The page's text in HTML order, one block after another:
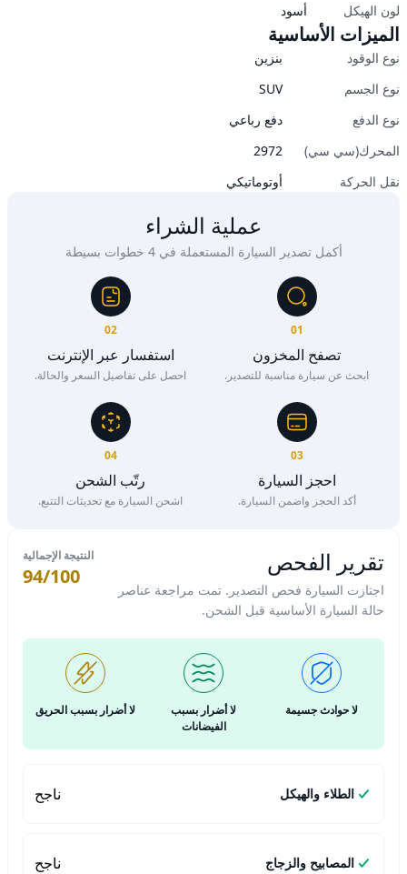
لون الهيكل
أسود
الميزات الأساسية
نوع الوقود
بنزين
نوع الجسم
SUV
نوع الدفع
دفع رباعي
المحرك(سي سي)
2972
نقل الحركة
أوتوماتيكي
عملية الشراء
أكمل تصدير السيارة المستعملة في 4 خطوات بسيطة
01
تصفح المخزون
ابحث عن سيارة مناسبة للتصدير.
02
استفسار عبر الإنترنت
احصل على تفاصيل السعر والحالة.
03
احجز السيارة
أكد الحجز واضمن السيارة.
04
رتّب الشحن
اشحن السيارة مع تحديثات التتبع.
تقرير الفحص
اجتازت السيارة فحص التصدير. تمت مراجعة عناصر
حالة السيارة الأساسية قبل الشحن.
النتيجة الإجمالية
94/100
لا حوادث جسيمة
لا أضرار بسبب
الفيضانات
لا أضرار بسبب الحريق
الطلاء والهيكل ناجح
المصابيح والزجاج ناجح